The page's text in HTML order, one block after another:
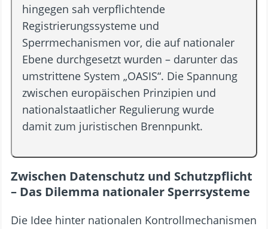
hingegen sah verpflichtende
Registrierungssysteme und
Sperrmechanismen vor, die auf nationaler
Ebene durchgesetzt wurden – darunter das
umstrittene System „OASIS“. Die Spannung
zwischen europäischen Prinzipien und
nationalstaatlicher Regulierung wurde
damit zum juristischen Brennpunkt.
Zwischen Datenschutz und Schutzpflicht
– Das Dilemma nationaler Sperrsysteme
Die Idee hinter nationalen Kontrollmechanismen